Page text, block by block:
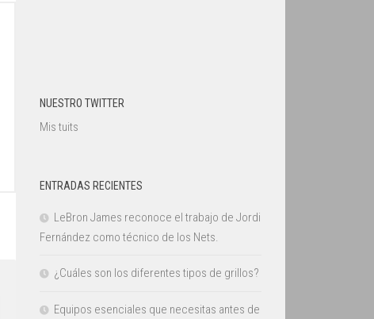
NUESTRO TWITTER
Mis tuits
ENTRADAS RECIENTES
LeBron James reconoce el trabajo de Jordi
Fernández como técnico de los Nets.
¿Cuáles son los diferentes tipos de grillos?
Equipos esenciales que necesitas antes de